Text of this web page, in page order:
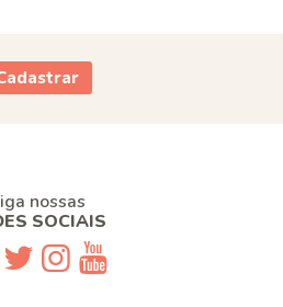
nossas
SOCIAIS